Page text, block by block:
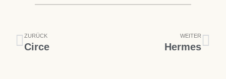
Zurück
ZURÜCK
Circe
WEITER
Hermes